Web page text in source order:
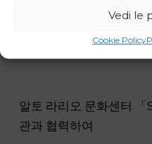
Vedi le
Cookie Policy
알토 라리오 문화센터
관과 협력하여